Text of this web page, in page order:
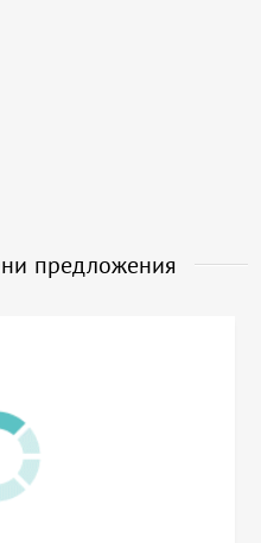
предложения